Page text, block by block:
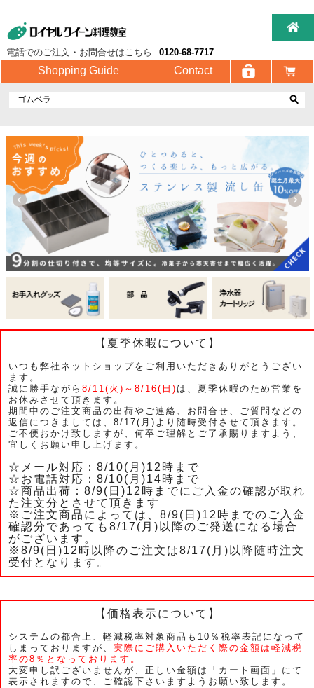
電話でのご注文・お問合せはこちら 0120-68-7717
Shopping Guide Contact
【夏季休暇について】
いつも弊社ネットショップをご利用いただきありがとうござい
ます。
誠に勝手ながら 8/11(火)～8/16(日) は、夏季休暇のため営業を
お休みさせて頂きます。
期間中のご注文商品の出荷やご連絡、お問合せ、ご質問などの
返信につきましては、8/17(月)より随時受付させて頂きます。
ご不便おかけ致しますが、何卒ご理解とご了承賜りますよう、
宜しくお願い申し上げます。
☆メール対応：8/10(月)12時まで
☆お電話対応：8/10(月)14時まで
☆商品出荷：8/9(日)12時までにご入金の確認が取れ
た注文分とさせて頂きます
※ご注文商品によっては、8/9(日)12時までのご入金
確認分であっても8/17(月)以降のご発送になる場合
がございます。
※8/9(日)12時以降のご注文は8/17(月)以降随時注文
受付となります。
【価格表示について】
システムの都合上、軽減税率対象商品も10％税率表記になって
しまっておりますが、 実際にご購入いただく際の金額は軽減税
率の8％となっております。
大変申し訳ございませんが、正しい金額は「カート画面」にて
表示されますので、ご確認下さいますようお願い致します。